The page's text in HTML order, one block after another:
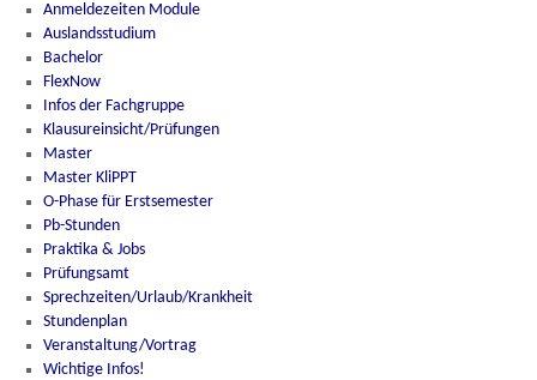
Anmeldezeiten Module
Auslandsstudium
Bachelor
FlexNow
Infos der Fachgruppe
Klausureinsicht/Prüfungen
Master
Master KliPPT
O-Phase für Erstsemester
Pb-Stunden
Praktika & Jobs
Prüfungsamt
Sprechzeiten/Urlaub/Krankheit
Stundenplan
Veranstaltung/Vortrag
Wichtige Infos!